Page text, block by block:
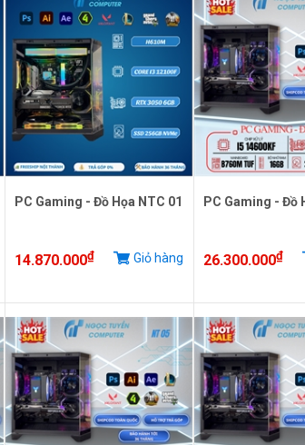
PC Gaming - Đồ Họa NTC 01
14.870.000₫ Giỏ hàng
PC Gaming - Đồ
26.300.000₫